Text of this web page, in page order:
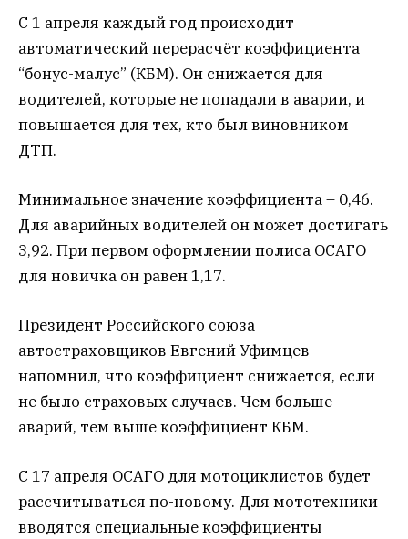
С 1 апреля каждый год происходит
автоматический перерасчёт коэффициента
“бонус-малус” (КБМ). Он снижается для
водителей, которые не попадали в аварии, и
повышается для тех, кто был виновником
ДТП.
Минимальное значение коэффициента – 0,46.
Для аварийных водителей он может достигать
3,92. При первом оформлении полиса ОСАГО
для новичка он равен 1,17.
Президент Российского союза
автостраховщиков Евгений Уфимцев
напомнил, что коэффициент снижается, если
не было страховых случаев. Чем больше
аварий, тем выше коэффициент КБМ.
С 17 апреля ОСАГО для мотоциклистов будет
рассчитываться по-новому. Для мототехники
вводятся специальные коэффициенты